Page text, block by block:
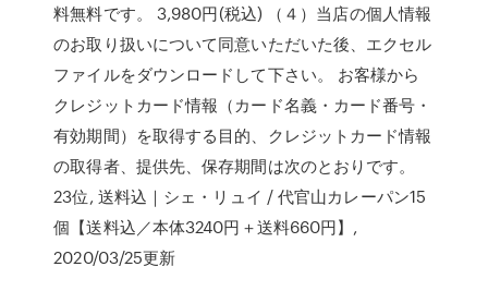
料無料です。 3,980円(税込) （４）当店の個人情報
のお取り扱いについて同意いただいた後、エクセル
ファイルをダウンロードして下さい。 お客様から
クレジットカード情報（カード名義・カード番号・
有効期間）を取得する目的、クレジットカード情報
の取得者、提供先、保存期間は次のとおりです。
23位, 送料込｜シェ・リュイ / 代官山カレーパン15
個【送料込／本体3240円＋送料660円】,
2020/03/25更新